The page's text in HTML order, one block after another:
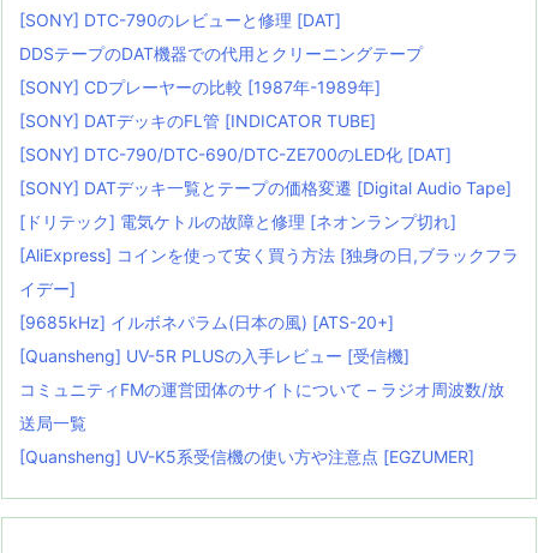
[SONY] DTC-790のレビューと修理 [DAT]
DDSテープのDAT機器での代用とクリーニングテープ
[SONY] CDプレーヤーの比較 [1987年-1989年]
[SONY] DATデッキのFL管 [INDICATOR TUBE]
[SONY] DTC-790/DTC-690/DTC-ZE700のLED化 [DAT]
[SONY] DATデッキ一覧とテープの価格変遷 [Digital Audio Tape]
[ドリテック] 電気ケトルの故障と修理 [ネオンランプ切れ]
[AliExpress] コインを使って安く買う方法 [独身の日,ブラックフラ
イデー]
[9685kHz] イルボネパラム(日本の風) [ATS-20+]
[Quansheng] UV-5R PLUSの入手レビュー [受信機]
コミュニティFMの運営団体のサイトについて – ラジオ周波数/放
送局一覧
[Quansheng] UV-K5系受信機の使い方や注意点 [EGZUMER]